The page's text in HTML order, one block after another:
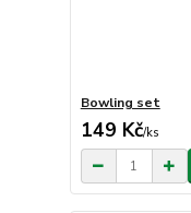
Bowling set
149 Kč/ks